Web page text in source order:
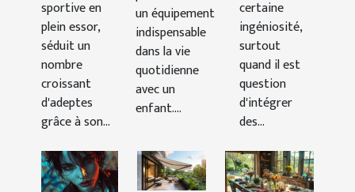
sportive en
plein essor,
séduit un
nombre
croissant
d'adeptes
grâce à son...
efficacement
un équipement
indispensable
dans la vie
quotidienne
avec un
enfant....
dans un
petit
espace
certaine
ingéniosité,
surtout
quand il est
question
d'intégrer
des...